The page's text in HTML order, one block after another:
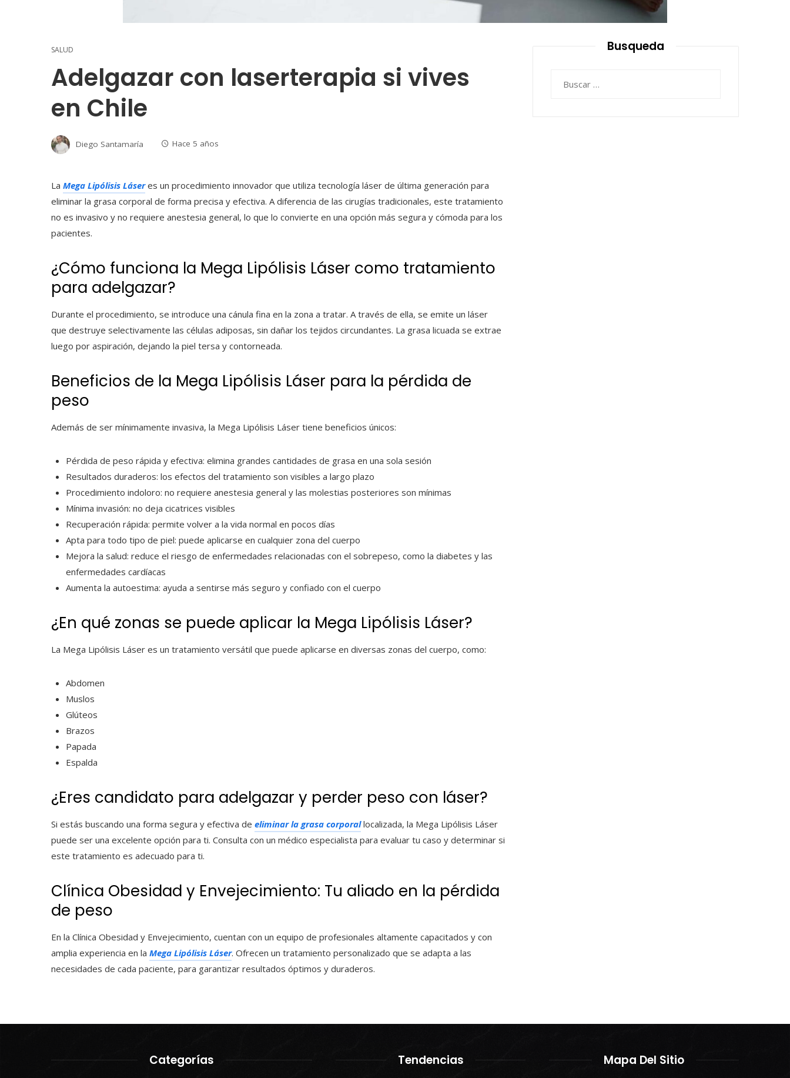
SALUD
Adelgazar con laserterapia si vives
en Chile
Diego Santamaría Hace 5 años
La Mega Lipólisis Láseres un procedimiento innovador que utiliza tecnología láser de última generación para
eliminar la grasa corporal de forma precisa y efectiva. A diferencia de las cirugías tradicionales, este tratamiento
no es invasivo y no requiere anestesia general, lo que lo convierte en una opción más segura y cómoda para los
pacientes.
¿Cómo funciona la Mega Lipólisis Láser como tratamiento
para adelgazar?
Durante el procedimiento, se introduce una cánula fina en la zona a tratar. A través de ella, se emite un láser
que destruye selectivamente las células adiposas, sin dañar los tejidos circundantes. La grasa licuada se extrae
luego por aspiración, dejando la piel tersa y contorneada.
Beneficios de la Mega Lipólisis Láser para la pérdida de
peso
Además de ser mínimamente invasiva, la Mega Lipólisis Láser tiene beneficios únicos:
Pérdida de peso rápida y efectiva: elimina grandes cantidades de grasa en una sola sesión
Resultados duraderos: los efectos del tratamiento son visibles a largo plazo
Procedimiento indoloro: no requiere anestesia general y las molestias posteriores son mínimas
Mínima invasión: no deja cicatrices visibles
Recuperación rápida: permite volver a la vida normal en pocos días
Apta para todo tipo de piel: puede aplicarse en cualquier zona del cuerpo
Mejora la salud: reduce el riesgo de enfermedades relacionadas con el sobrepeso, como la diabetes y las
enfermedades cardíacas
Aumenta la autoestima: ayuda a sentirse más seguro y confiado con el cuerpo
¿En qué zonas se puede aplicar la Mega Lipólisis Láser?
La Mega Lipólisis Láser es un tratamiento versátil que puede aplicarse en diversas zonas del cuerpo, como:
Abdomen
Muslos
Glúteos
Brazos
Papada
Espalda
¿Eres candidato para adelgazar y perder peso con láser?
Si estás buscando una forma segura y efectiva de eliminar la grasa corporallocalizada, la Mega Lipólisis Láser
puede ser una excelente opción para ti. Consulta con un médico especialista para evaluar tu caso y determinar si
este tratamiento es adecuado para ti.
Clínica Obesidad y Envejecimiento: Tu aliado en la pérdida
de peso
En la Clínica Obesidad y Envejecimiento, cuentan con un equipo de profesionales altamente capacitados y con
amplia experiencia en la Mega Lipólisis Láser. Ofrecen un tratamiento personalizado que se adapta a las
necesidades de cada paciente, para garantizar resultados óptimos y duraderos.
Busqueda
Categorías Tendencias Mapa Del Sitio